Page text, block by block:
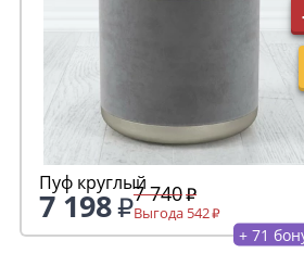
Пуф круглый
7 198 7 740
Выгода 542
+ 71